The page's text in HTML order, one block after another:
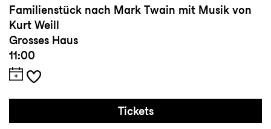
Familienstück nach Mark Twain mit Musik von
Kurt Weill
Grosses Haus
11:00
Tickets